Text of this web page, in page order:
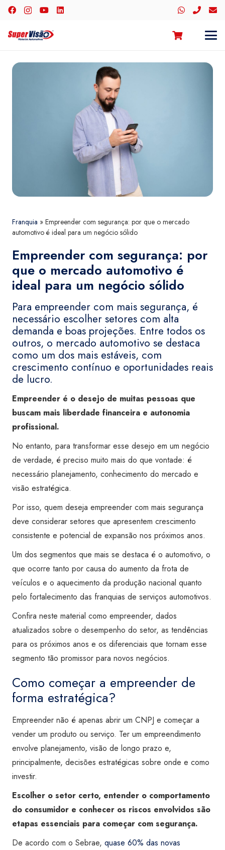
Franquia » Empreender com segurança: por que o mercado
automotivo é ideal para um negócio sólido
Empreender com segurança: por
que o mercado automotivo é
ideal para um negócio sólido
Para empreender com mais segurança, é
necessário escolher setores com alta
demanda e boas projeções. Entre todos os
outros, o mercado automotivo se destaca
como um dos mais estáveis, com
crescimento contínuo e oportunidades reais
de lucro.
Empreender é o desejo de muitas pessoas que
buscam mais liberdade financeira e autonomia
profissional.
No entanto, para transformar esse desejo em um negócio
de verdade, é preciso muito mais do que vontade: é
necessário planejamento, conhecimento do mercado e
visão estratégica.
Por isso, quem deseja empreender com mais segurança
deve considerar setores que apresentem crescimento
consistente e potencial de expansão nos próximos anos.
Um dos segmentos que mais se destaca é o automotivo, o
que ocorre tanto por causa do aumento da frota de
veículos e o aquecimento da produção nacional quanto
pelo fortalecimento das franquias de serviços automotivos.
Confira neste material como empreender, dados
atualizados sobre o desempenho do setor, as tendências
para os próximos anos e os diferenciais que tornam esse
segmento tão promissor para novos negócios.
Como começar a empreender de
forma estratégica?
Empreender não é apenas abrir um CNPJ e começar a
vender um produto ou serviço. Ter um empreendimento
envolve planejamento, visão de longo prazo e,
principalmente, decisões estratégicas sobre onde e como
investir.
Escolher o setor certo, entender o comportamento
do consumidor e conhecer os riscos envolvidos são
etapas essenciais para começar com segurança.
De acordo com o Sebrae, quase 60% das novas